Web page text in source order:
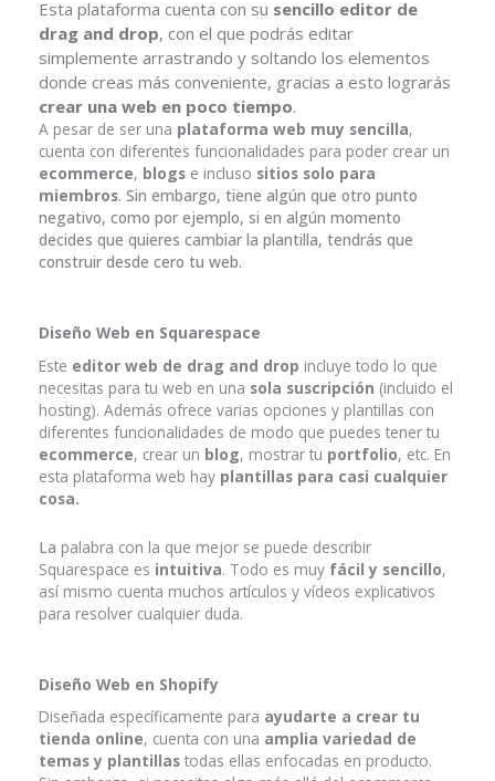
Esta plataforma cuenta con su sencillo editor de
drag and drop, con el que podrás editar
simplemente arrastrando y soltando los elementos
donde creas más conveniente, gracias a esto lograrás
crear una web en poco tiempo.
A pesar de ser una plataforma web muy sencilla,
cuenta con diferentes funcionalidades para poder crear un
ecommerce, blogs e incluso sitios solo para
miembros. Sin embargo, tiene algún que otro punto
negativo, como por ejemplo, si en algún momento
decides que quieres cambiar la plantilla, tendrás que
construir desde cero tu web.
Diseño Web en Squarespace
Este editor web de drag and drop incluye todo lo que
necesitas para tu web en una sola suscripción (incluido el
hosting). Además ofrece varias opciones y plantillas con
diferentes funcionalidades de modo que puedes tener tu
ecommerce, crear un blog, mostrar tu portfolio, etc. En
esta plataforma web hay plantillas para casi cualquier
cosa.
La palabra con la que mejor se puede describir
Squarespace es intuitiva. Todo es muy fácil y sencillo,
así mismo cuenta muchos artículos y vídeos explicativos
para resolver cualquier duda.
Diseño Web en Shopify
Diseñada específicamente para ayudarte a crear tu
tienda online, cuenta con una amplia variedad de
temas y plantillas todas ellas enfocadas en producto.